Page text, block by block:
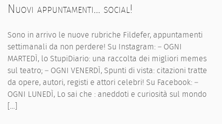
Nuovi appuntamenti… social!
Sono in arrivo le nuove rubriche Fildefer, appuntamenti
settimanali da non perdere! Su Instagram: – OGNI
MARTEDÌ, lo StupiDiario: una raccolta dei migliori memes
sul teatro; – OGNI VENERDÌ, Spunti di vista: citazioni tratte
da opere, autori, registi e attori celebri! Su Facebook: –
OGNI LUNEDÌ, Lo sai che : aneddoti e curiosità sul mondo
[…]